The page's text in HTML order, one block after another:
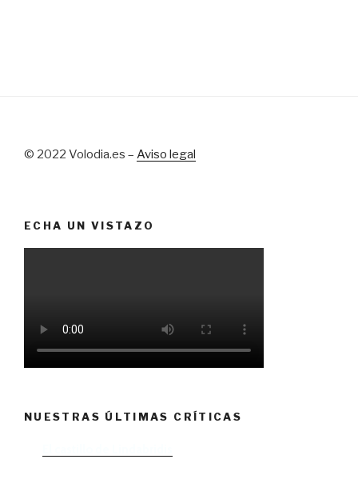
© 2022 Volodia.es – Aviso legal
ECHA UN VISTAZO
NUESTRAS ÚLTIMAS CRÍTICAS